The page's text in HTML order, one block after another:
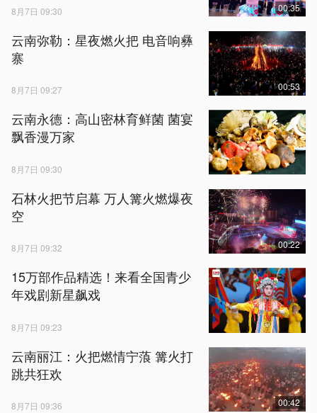
8月7日 09:30 00:35
云南弥勒：星夜燃火把 电音响彝
寨
8月7日 09:27 00:53
云南永德：高山密林育鲜菌 菌宴
飘香漫万家
8月7日 09:30
石林火把节启幕 万人篝火燃爆夜
空
8月7日 09:32 00:22
15万部作品精选！来看全国青少
年戏剧新星飙戏
8月7日 09:23
云南丽江：火把燃情宁蒗 篝火打
跳共狂欢
8月7日 09:36 00:42